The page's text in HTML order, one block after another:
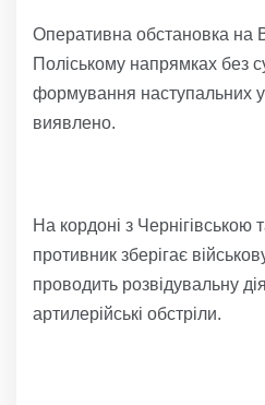
Оперативна обстановка на
Поліському напрямках без
формування наступальних
виявлено.
На кордоні з
противник зберігає
проводить розвідувальну
артилерійські обстріли.